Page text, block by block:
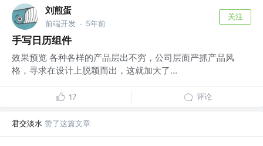
刘煎蛋
前端开发 · 5年前
关注
手写日历组件
效果预览 各种各样的产品层出不穷，公司层面严抓产品风
格，寻求在设计上脱颖而出，这就加大了...
17 评论
君交淡水 赞了这篇文章